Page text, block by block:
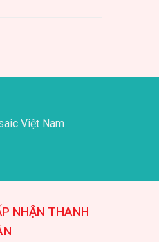
Việt Nam
NHẬN THANH